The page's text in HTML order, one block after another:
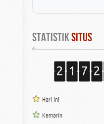
Statistik Situs
Hari Ini
Kemarin